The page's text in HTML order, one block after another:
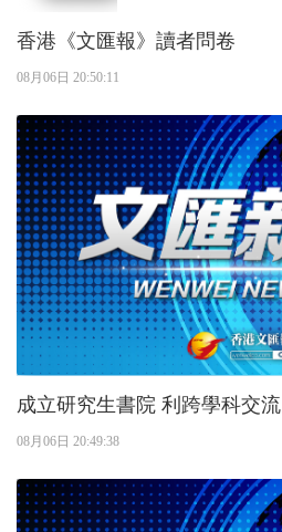
香港《文匯報》讀者問卷
08月06日 20:50:11
成立研究生書院 利跨學科交流
08月06日 20:49:38